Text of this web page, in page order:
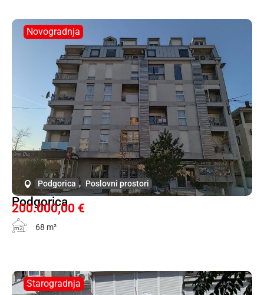
Novogradnja
Podgorica , Poslovni prostori
Podgorica
200.000,00 €
m2 68 m²
Starogradnja